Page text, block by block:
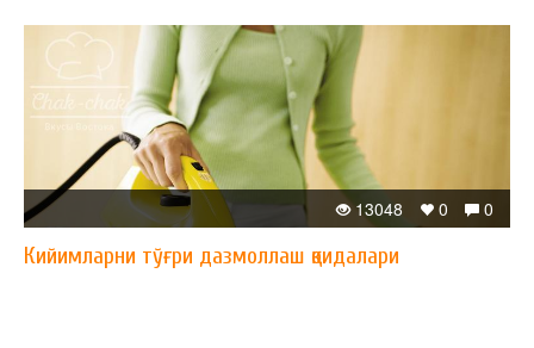
0
0
13048
Кийимларни тўғри дазмоллаш қоидалари